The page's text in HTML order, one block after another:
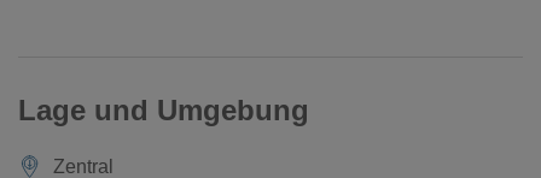
Lage und Umgebung
Zentral